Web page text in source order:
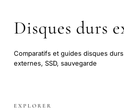
Disques durs
Comparatifs et guides disques durs
externes, SSD, sauvegarde
EXPLORER